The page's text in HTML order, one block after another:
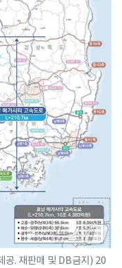
공. 재판매 및 DB금지) 20